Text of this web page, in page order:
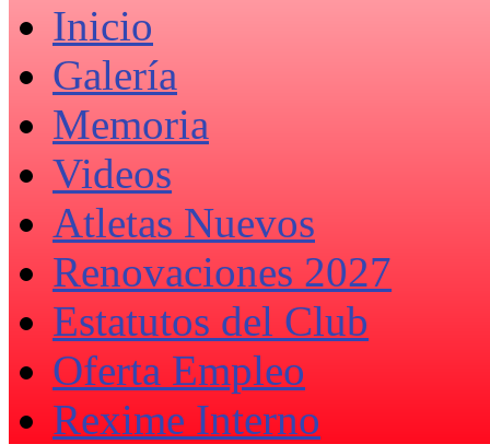
Inicio
Galería
Memoria
Videos
Atletas Nuevos
Renovaciones 2027
Estatutos del Club
Oferta Empleo
Rexime Interno